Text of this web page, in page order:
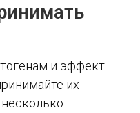
и эффект
их